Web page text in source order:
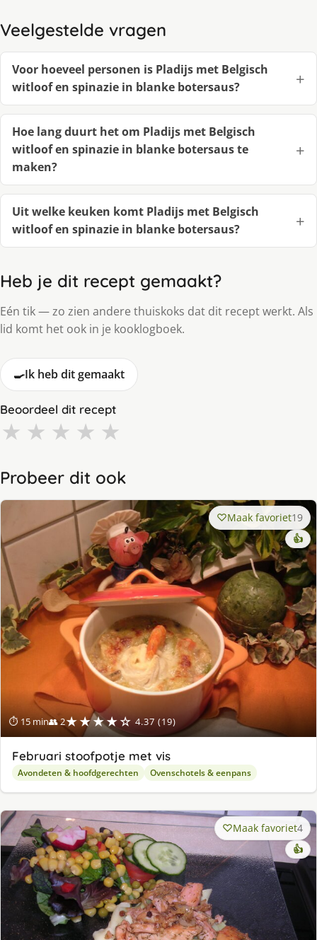
Veelgestelde vragen
Voor hoeveel personen is Pladijs met Belgisch
witloof en spinazie in blanke botersaus?
Hoe lang duurt het om Pladijs met Belgisch
witloof en spinazie in blanke botersaus te
maken?
Uit welke keuken komt Pladijs met Belgisch
witloof en spinazie in blanke botersaus?
Heb je dit recept gemaakt?
Eén tik — zo zien andere thuiskoks dat dit recept werkt. Als
lid komt het ook in je kooklogboek.
🍳Ik heb dit gemaakt
Beoordeel dit recept
★ ★ ★ ★ ★
Probeer dit ook
⏱ 15 min👥 2★★★★☆ 4.37 (19)
Maak favoriet19
👍
Februari stoofpotje met vis
Avondeten & hoofdgerechten Ovenschotels & eenpans
Maak favoriet4
👍